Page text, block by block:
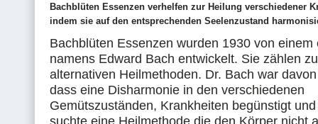
Bachblüten Essenzen verhelfen zur Heilung verschiedener
indem sie auf den entsprechenden Seelenzustand
Bachblüten Essenzen wurden 1930 von einem
namens Edward Bach entwickelt. Sie zählen
alternativen Heilmethoden. Dr. Bach war
dass eine Disharmonie in den verschiedenen
Gemütszuständen, Krankheiten begünstigt
suchte eine Heilmethode die den Körper nicht